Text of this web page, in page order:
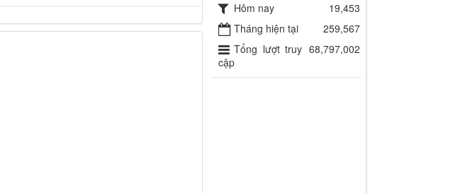
Hôm nay
19,453
Tháng hiện tại
259,567
Tổng lượt truy
cập
68,797,002